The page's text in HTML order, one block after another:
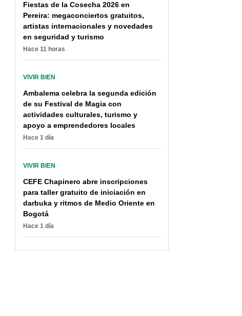
Horóscopo gratis de hoy
para su signo zodiacal:
las predicciones más
candentes
Fiestas de la Cosecha 2026 en
Pereira: megaconciertos gratuitos,
artistas internacionales y novedades
en seguridad y turismo
Hace 11 horas
VIVIR BIEN
Ambalema celebra la segunda edición
de su Festival de Magia con
actividades culturales, turismo y
apoyo a emprendedores locales
Hace 1 día
VIVIR BIEN
CEFE Chapinero abre inscripciones
para taller gratuito de iniciación en
darbuka y ritmos de Medio Oriente en
Bogotá
Hace 1 día